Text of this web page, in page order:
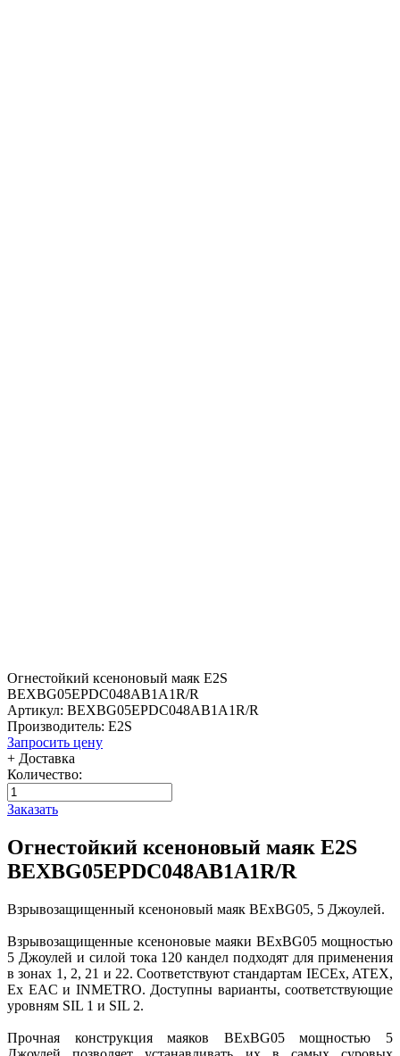
Огнестойкий ксеноновый маяк E2S
BEXBG05EPDC048AB1A1R/R
Артикул: BEXBG05EPDC048AB1A1R/R
Производитель: E2S
Запросить цену
+ Доставка
Количество:
Заказать
Огнестойкий ксеноновый маяк E2S
BEXBG05EPDC048AB1A1R/R
Взрывозащищенный ксеноновый маяк BExBG05, 5 Джоулей.
Взрывозащищенные ксеноновые маяки BExBG05 мощностью
5 Джоулей и силой тока 120 кандел подходят для применения
в зонах 1, 2, 21 и 22. Соответствуют стандартам IECEx, ATEX,
Ex EAC и INMETRO. Доступны варианты, соответствующие
уровням SIL 1 и SIL 2.
Прочная конструкция маяков BExBG05 мощностью 5